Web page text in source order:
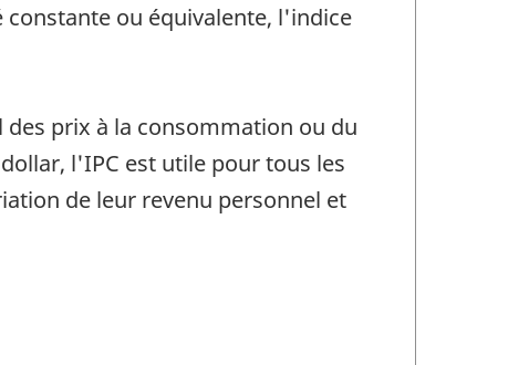
ou équivalente, l'indice
prix à la consommation ou du
l'IPC est utile pour tous les
de leur revenu personnel et